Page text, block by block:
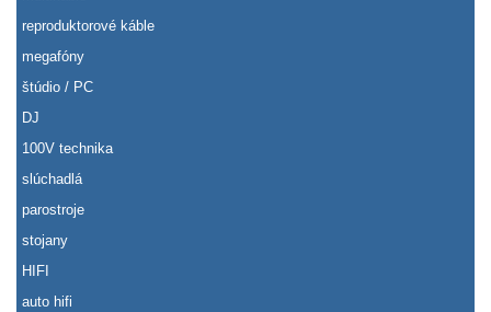
reproduktorové káble
megafóny
štúdio / PC
DJ
100V technika
slúchadlá
parostroje
stojany
HIFI
auto hifi